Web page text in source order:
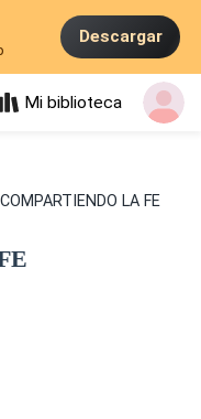
Descargar
Mi biblioteca
COMPARTIENDO LA FE